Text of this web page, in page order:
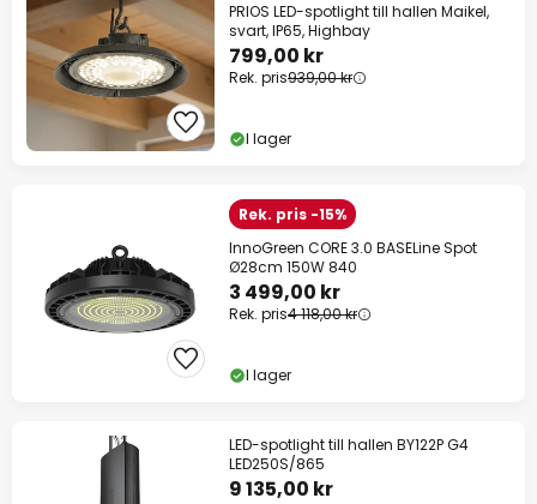
PRIOS LED-spotlight till hallen Maikel,
svart, IP65, Highbay
799,00 kr
Rek. pris939,00 kr
I lager
Rek. pris -15%
InnoGreen CORE 3.0 BASELine Spot
Ø28cm 150W 840
3 499,00 kr
Rek. pris4 118,00 kr
I lager
LED-spotlight till hallen BY122P G4
LED250S/865
9 135,00 kr